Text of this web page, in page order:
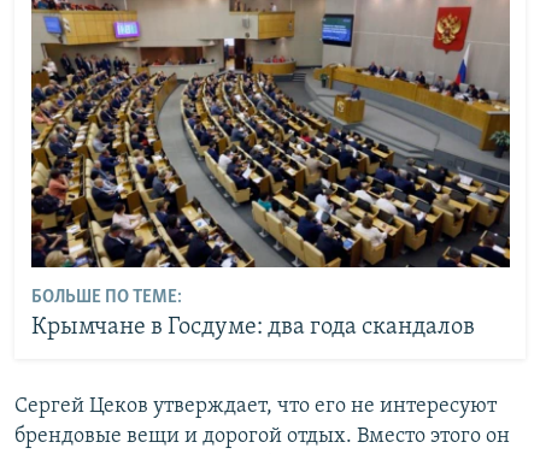
БОЛЬШЕ ПО ТЕМЕ:
Крымчане в Госдуме: два года скандалов
Сергей Цеков утверждает, что его не интересуют
брендовые вещи и дорогой отдых. Вместо этого он